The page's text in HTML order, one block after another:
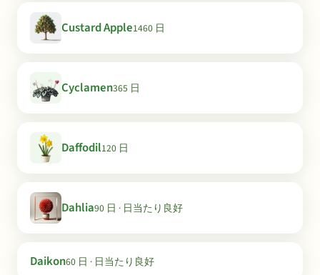
Custard Apple1460 日
Cyclamen365 日
Daffodil120 日
Dahlia90 日 · 日当たり良好
Daikon60 日 · 日当たり良好